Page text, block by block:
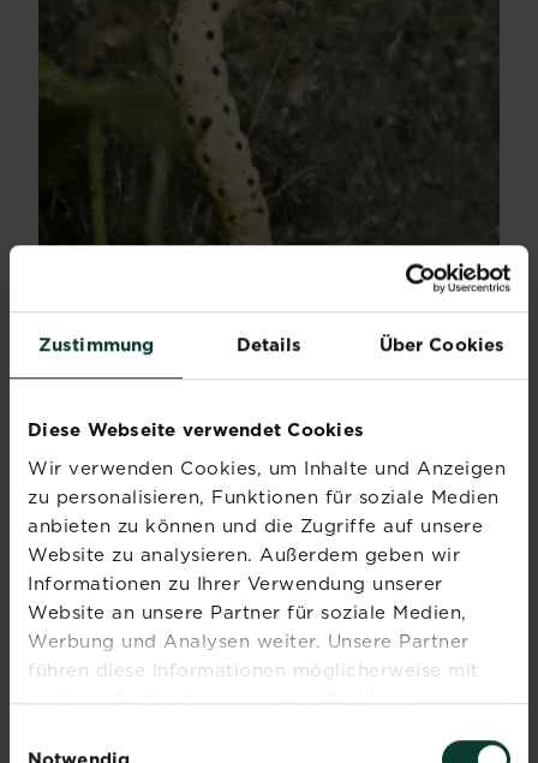
Zustimmung Details Über Cookies
Diese Webseite verwendet Cookies
Wir verwenden Cookies, um Inhalte und Anzeigen
zu personalisieren, Funktionen für soziale Medien
anbieten zu können und die Zugriffe auf unsere
Website zu analysieren. Außerdem geben wir
Informationen zu Ihrer Verwendung unserer
Website an unsere Partner für soziale Medien,
Werbung und Analysen weiter. Unsere Partner
führen diese Informationen möglicherweise mit
weiteren Daten zusammen, die Sie ihnen
Nutzung der Dienste gesammelt haben.
Gespinstmotte an Bäumen & Sträuchern
Mehr lesenüber Gespinstmotte an Bäumen & Sträuchern